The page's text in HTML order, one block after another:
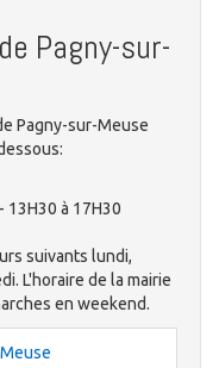
Pagny-sur-
Pagny-sur-Meuse
13H30 à 17H30
suivants lundi,
L'horaire de la mairie
en weekend.